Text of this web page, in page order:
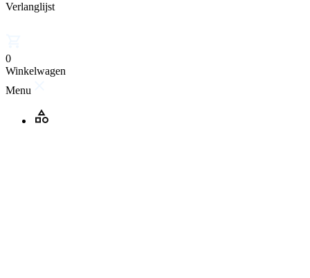
Verlanglijst
0
Winkelwagen
Menu